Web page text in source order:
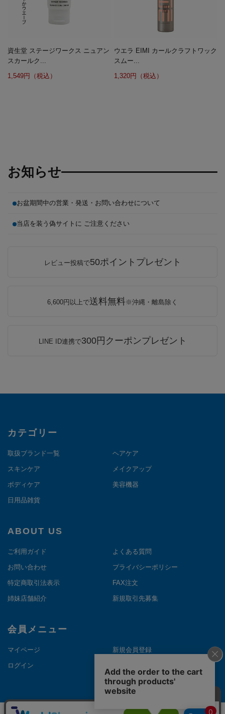
資生堂 ステージワークス ニュアン
スカールク...
1,549円（税込）
ウエラ EIMI カールクラフトワック
スムー...
1,320円（税込）
お知らせ
お盆期間中の営業・発送・お問い合わせについて
当店を装う偽サイトに ご注意ください
レビュー投稿で50ポイントプレゼント
6,600円以上で送料無料※沖縄・離島除く
LINE ID連携で300円クーポンプレゼント
カテゴリー
取扱ブランド一覧 ヘアケア
スキンケア メイクアップ
ボディケア 美容機器
日用品雑貨
ABOUT US
ご利用ガイド よくある質問
お問い合わせ プライバシーポリシー
特定商取引法表示 FAX注文
姉妹店舗紹介 新規取引先募集
会員メニュー
マイページ 新規会員登録
ログイン